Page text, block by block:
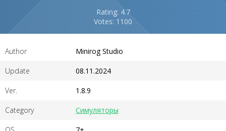
Rating: 4.7
Votes: 1100
Author Minirog Studio
Update 08.11.2024
Ver. 1.8.9
Category Симуляторы